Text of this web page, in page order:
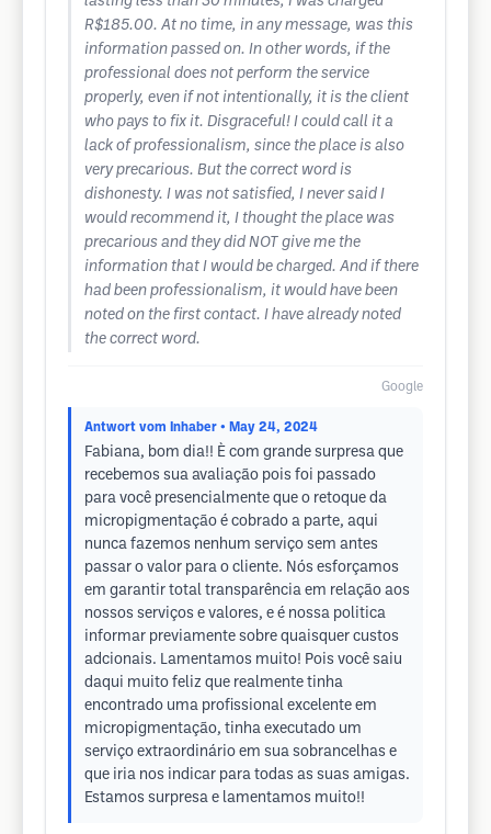
R$185.00. At no time, in any message, was this
information passed on. In other words, if the
professional does not perform the service
properly, even if not intentionally, it is the client
who pays to fix it. Disgraceful! I could call it a
lack of professionalism, since the place is also
very precarious. But the correct word is
dishonesty. I was not satisfied, I never said I
would recommend it, I thought the place was
precarious and they did NOT give me the
information that I would be charged. And if there
had been professionalism, it would have been
noted on the first contact. I have already noted
the correct word.
Google
Antwort vom Inhaber • May 24, 2024
Fabiana, bom dia!! È com grande surpresa que
recebemos sua avaliação pois foi passado
para você presencialmente que o retoque da
micropigmentação é cobrado a parte, aqui
nunca fazemos nenhum serviço sem antes
passar o valor para o cliente. Nós esforçamos
em garantir total transparência em relação aos
nossos serviços e valores, e é nossa politica
informar previamente sobre quaisquer custos
adcionais. Lamentamos muito! Pois você saiu
daqui muito feliz que realmente tinha
encontrado uma profissional excelente em
micropigmentação, tinha executado um
serviço extraordinário em sua sobrancelhas e
que iria nos indicar para todas as suas amigas.
Estamos surpresa e lamentamos muito!!